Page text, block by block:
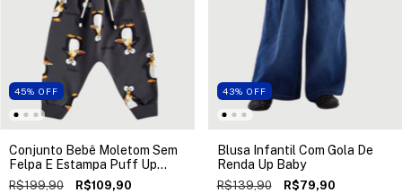
45% OFF
Conjunto Bebê Moletom Sem
Felpa E Estampa Puff Up
Baby
R$199,90 R$109,90
43% OFF
Blusa Infantil Com Gola De
Renda Up Baby
R$139,90 R$79,90